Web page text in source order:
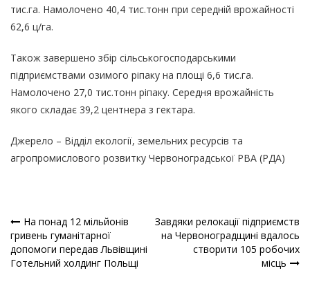
тис.га. Намолочено 40,4 тис.тонн при середній врожайності
62,6 ц/га.
Також завершено збір сільськогосподарськими
підприємствами озимого ріпаку на площі 6,6 тис.га.
Намолочено 27,0 тис.тонн ріпаку. Середня врожайність
якого складає 39,2 центнера з гектара.
Джерело – Відділ екології, земельних ресурсів та
агропромислового розвитку Червоноградської РВА (РДА)
Навігація
записів
На понад 12 мільйонів
гривень гуманітарної
допомоги передав Львівщині
Готельний холдинг Польщі
Завдяки релокації підприємств
на Червоноградщині вдалось
створити 105 робочих
місць